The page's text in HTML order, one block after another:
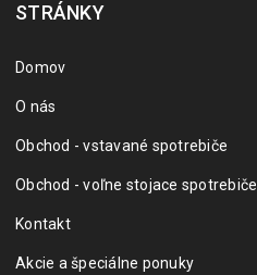
STRÁNKY
Domov
O nás
Obchod - vstavané spotrebiče
Obchod - voľne stojace spotrebiče
Kontakt
Akcie a špeciálne ponuky